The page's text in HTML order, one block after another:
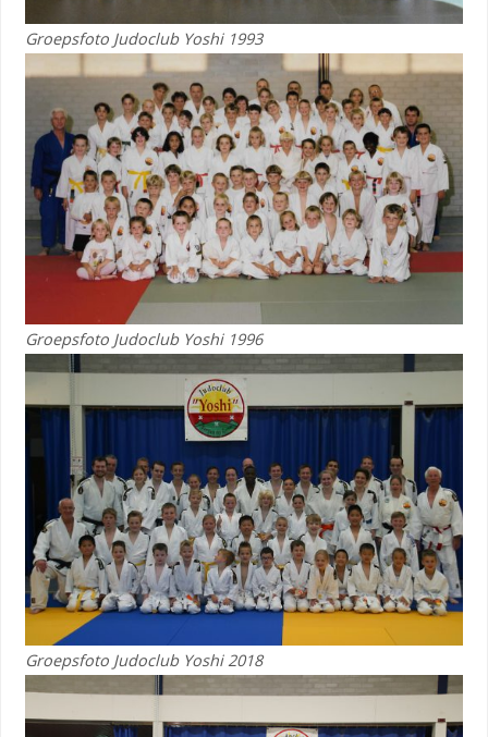
Groepsfoto Judoclub Yoshi 1993
Groepsfoto Judoclub Yoshi 1996
Groepsfoto Judoclub Yoshi 2018